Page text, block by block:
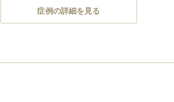
症例の詳細を見る